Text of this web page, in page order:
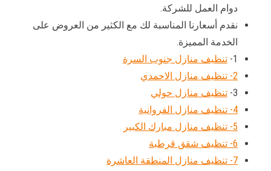
دوام العمل للشركة.
نقدم أسعارنا المناسبة لك مع الكثير من العروض على
الخدمة المميزة.
1- تنظيف منازل جنوب السرة
2- تنظيف منازل الاحمدي
3- تنظيف منازل حولي
4- تنظيف منازل الفروانية
5- تنظيف منازل مبارك الكبير
6- تنظيف شقق قرطبة
7- تنظيف منازل المنطقة العاشرة